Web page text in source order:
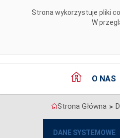
Strona wykorzystuje pliki
W
O NAS
Strona Główna >
DANE SYSTEMOWE